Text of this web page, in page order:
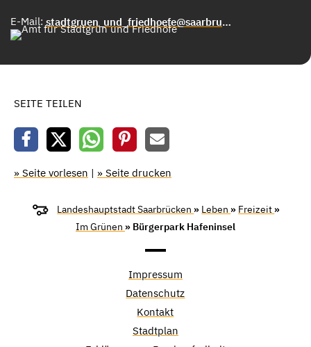
E-Mail: stadtgruen_und_friedhoefe@saarbruecken.de
SEITE TEILEN
» Seite vorlesen | » Seite drucken
Landeshauptstadt Saarbrücken » Leben » Freizeit »
Im Grünen » Bürgerpark Hafeninsel
Impressum
Datenschutz
Kontakt
Stadtplan